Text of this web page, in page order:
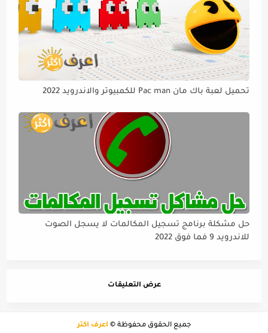
تحميل لعبة باك مان Pac man للكمبيوتر والاندرويد 2022
حل مشكلة برنامج تسجيل المكالمات لا يسجل الصوت
للاندرويد 9 فما فوق 2022
عرض التعليقات
جميع الحقوق محفوظة © أعرف اكثر